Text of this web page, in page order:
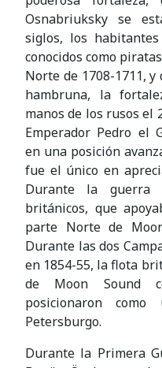
Osnabriuksky se
siglos, los
conocidos como
Norte de 1708-1711,
hambruna, la
manos de los rusos el
Emperador Pedro el
en una posición
fue el único en
Durante la guerra
británicos, que
parte Norte de
Durante las dos
en 1854-55, la flota
de Moon Sound
posicionaron
Petersburgo.
Durante la Primera